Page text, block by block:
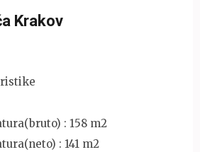
Krakov
: 158 m2
: 141 m2